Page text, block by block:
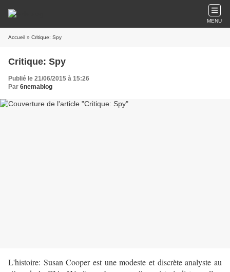
MENU
Accueil » Critique: Spy
Critique: Spy
Publié le 21/06/2015 à 15:26
Par 6nemablog
L'histoire: Susan Cooper est une modeste et discrète analyste au